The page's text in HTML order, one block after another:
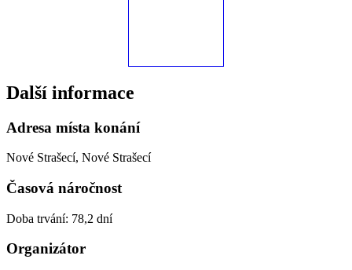
Další informace
Adresa místa konání
Nové Strašecí, Nové Strašecí
Časová náročnost
Doba trvání: 78,2 dní
Organizátor